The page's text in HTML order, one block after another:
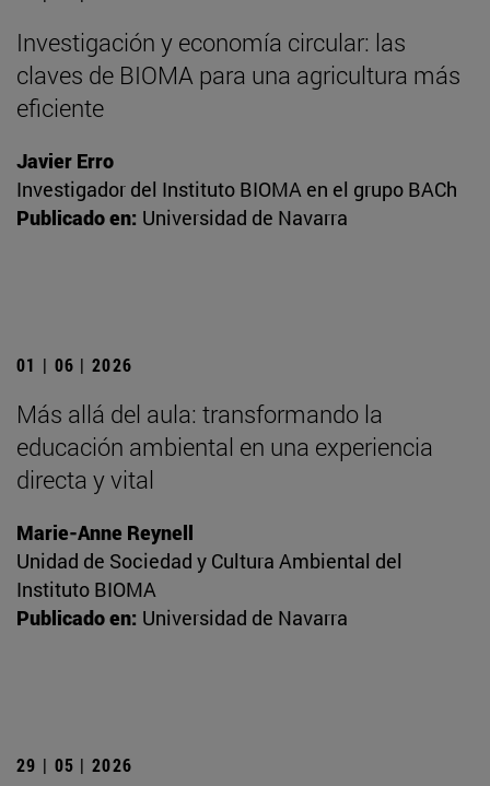
Investigación y economía circular: las
claves de BIOMA para una agricultura más
eficiente
Javier Erro
Investigador del Instituto BIOMA en el grupo BACh
Publicado en: Universidad de Navarra
01 | 06 | 2026
Más allá del aula: transformando la
educación ambiental en una experiencia
directa y vital
Marie-Anne Reynell
Unidad de Sociedad y Cultura Ambiental del
Instituto BIOMA
Publicado en: Universidad de Navarra
29 | 05 | 2026